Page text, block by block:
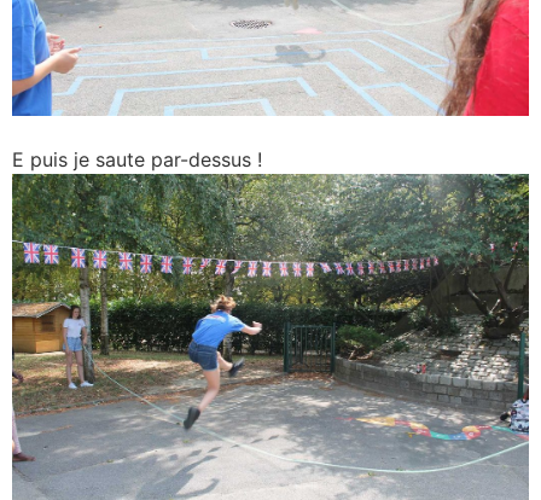
E puis je saute par-dessus !